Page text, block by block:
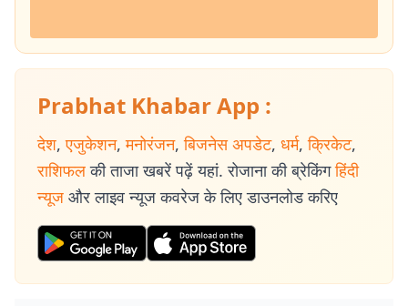
Prabhat Khabar App :
देश, एजुकेशन, मनोरंजन, बिजनेस अपडेट, धर्म, क्रिकेट,
राशिफल की ताजा खबरें पढ़ें यहां. रोजाना की ब्रेकिंग हिंदी
न्यूज और लाइव न्यूज कवरेज के लिए डाउनलोड करिए